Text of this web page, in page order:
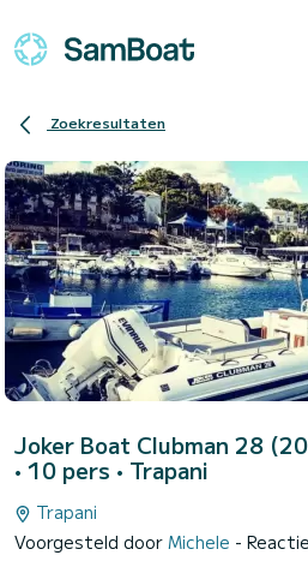
Zoekresultaten
Joker Boat Clubman 28
• 10 pers • Trapani
Trapani
Voorgesteld door Michele -